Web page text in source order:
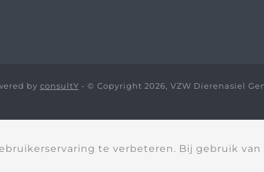
by consultY - © Copyright 2026, VZW Dierenasiel
te verbeteren. Bij gebruik